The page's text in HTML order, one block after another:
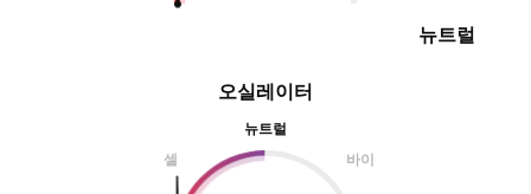
오실레이터
뉴트럴
셀
바이
뉴트럴